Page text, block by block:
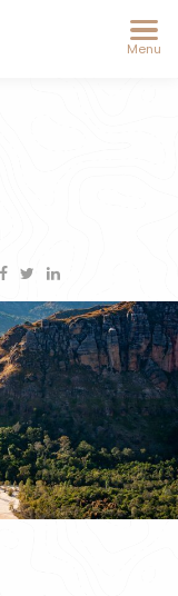
Menu